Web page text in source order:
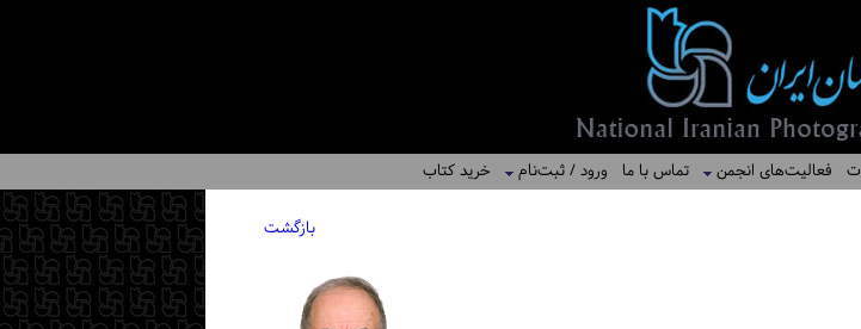
فعالیت‌های انجمن تماس با ما ورود / ثبت‌نام خرید کتاب
بازگشت